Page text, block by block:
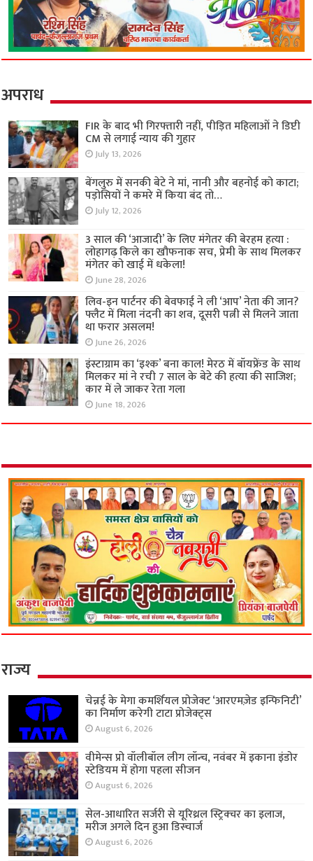
अपराध
FIR के बाद भी गिरफ्तारी नहीं, पीड़ित महिलाओं ने डिप्टी
CM से लगाई न्याय की गुहार
July 13, 2026
बेंगलुरु में सनकी बेटे ने मां, नानी और बहनोई को काटा;
पड़ोसियों ने कमरे में किया बंद तो…
July 12, 2026
3 साल की ‘आजादी’ के लिए मंगेतर की बेरहम हत्या :
लोहागढ़ किले का खौफनाक सच, प्रेमी के साथ मिलकर
मंगेतर को खाई में धकेला!
June 28, 2026
लिव-इन पार्टनर की बेवफाई ने ली ‘आप’ नेता की जान?
फ्लैट में मिला नंदनी का शव, दूसरी पत्नी से मिलने जाता
था फरार असलम!
June 26, 2026
इंस्टाग्राम का ‘इश्क’ बना काल! मेरठ में बॉयफ्रेंड के साथ
मिलकर मां ने रची 7 साल के बेटे की हत्या की साजिश;
कार में ले जाकर रेता गला
June 18, 2026
राज्य
चेन्नई के मेगा कमर्शियल प्रोजेक्ट ‘आरएमज़ेड इन्फिनिटी’
का निर्माण करेगी टाटा प्रोजेक्ट्स
August 6, 2026
वीमेन्स प्रो वॉलीबॉल लीग लॉन्च, नवंबर में इकाना इंडोर
स्टेडियम में होगा पहला सीजन
August 6, 2026
सेल-आधारित सर्जरी से यूरिथ्रल स्ट्रिक्चर का इलाज,
मरीज अगले दिन हुआ डिस्चार्ज
August 6, 2026